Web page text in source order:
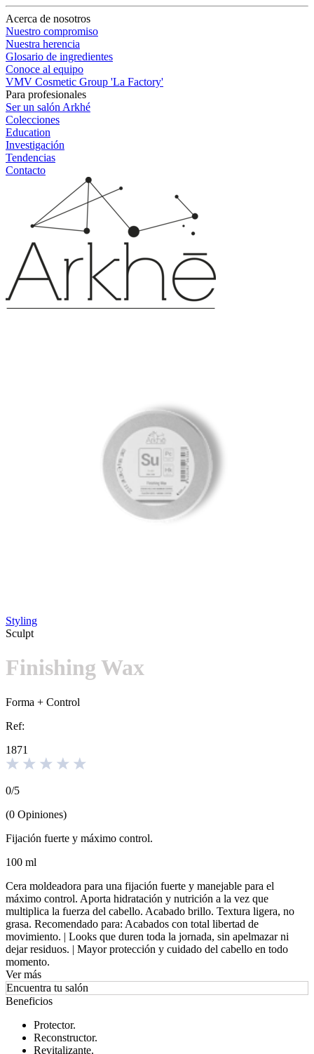
Acerca de nosotros
Nuestro compromiso
Nuestra herencia
Glosario de ingredientes
Conoce al equipo
VMV Cosmetic Group 'La Factory'
Para profesionales
Ser un salón Arkhé
Colecciones
Education
Investigación
Tendencias
Contacto
Styling
Sculpt
Finishing Wax
Forma + Control
Ref:
1871
0/5
(0 Opiniones)
Fijación fuerte y máximo control.
100 ml
Cera moldeadora para una fijación fuerte y manejable para el
máximo control. Aporta hidratación y nutrición a la vez que
multiplica la fuerza del cabello. Acabado brillo. Textura ligera, no
grasa. Recomendado para: Acabados con total libertad de
movimiento. | Looks que duren toda la jornada, sin apelmazar ni
dejar residuos. | Mayor protección y cuidado del cabello en todo
momento.
Ver más
Encuentra tu salón
Beneficios
Protector.
Reconstructor.
Revitalizante.